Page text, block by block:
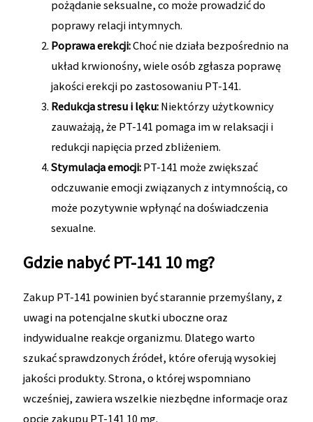
pożądanie seksualne, co może prowadzić do
poprawy relacji intymnych.
Poprawa erekcji:Choć nie działa bezpośrednio na
układ krwionośny, wiele osób zgłasza poprawę
jakości erekcji po zastosowaniu PT-141.
Redukcja stresu i lęku: Niektórzy użytkownicy
zauważają, że PT-141 pomaga im w relaksacji i
redukcji napięcia przed zbliżeniem.
Stymulacja emocji: PT-141 może zwiększać
odczuwanie emocji związanych z intymnością, co
może pozytywnie wpłynąć na doświadczenia
sexualne.
Gdzie nabyć PT-141 10 mg?
Zakup PT-141 powinien być starannie przemyślany, z
uwagi na potencjalne skutki uboczne oraz
indywidualne reakcje organizmu. Dlatego warto
szukać sprawdzonych źródeł, które oferują wysokiej
jakości produkty. Strona, o której wspomniano
wcześniej, zawiera wszelkie niezbędne informacje oraz
opcje zakupu PT-141 10 mg.